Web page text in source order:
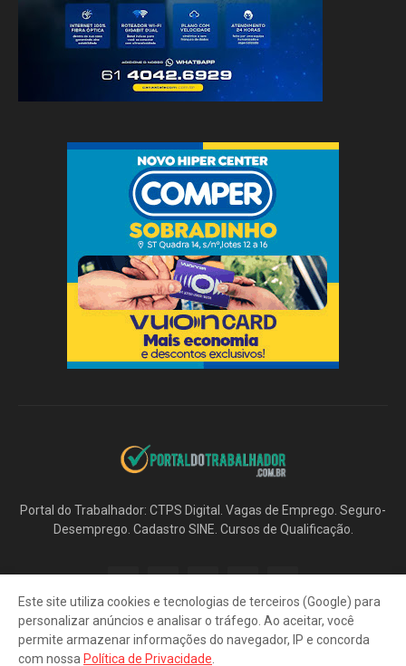
Portal do Trabalhador: CTPS Digital. Vagas de Emprego. Seguro-
Desemprego. Cadastro SINE. Cursos de Qualificação.
Este site utiliza cookies e tecnologias de terceiros (Google) para
personalizar anúncios e analisar o tráfego. Ao aceitar, você
permite armazenar informações do navegador, IP e concorda
com nossa Política de Privacidade